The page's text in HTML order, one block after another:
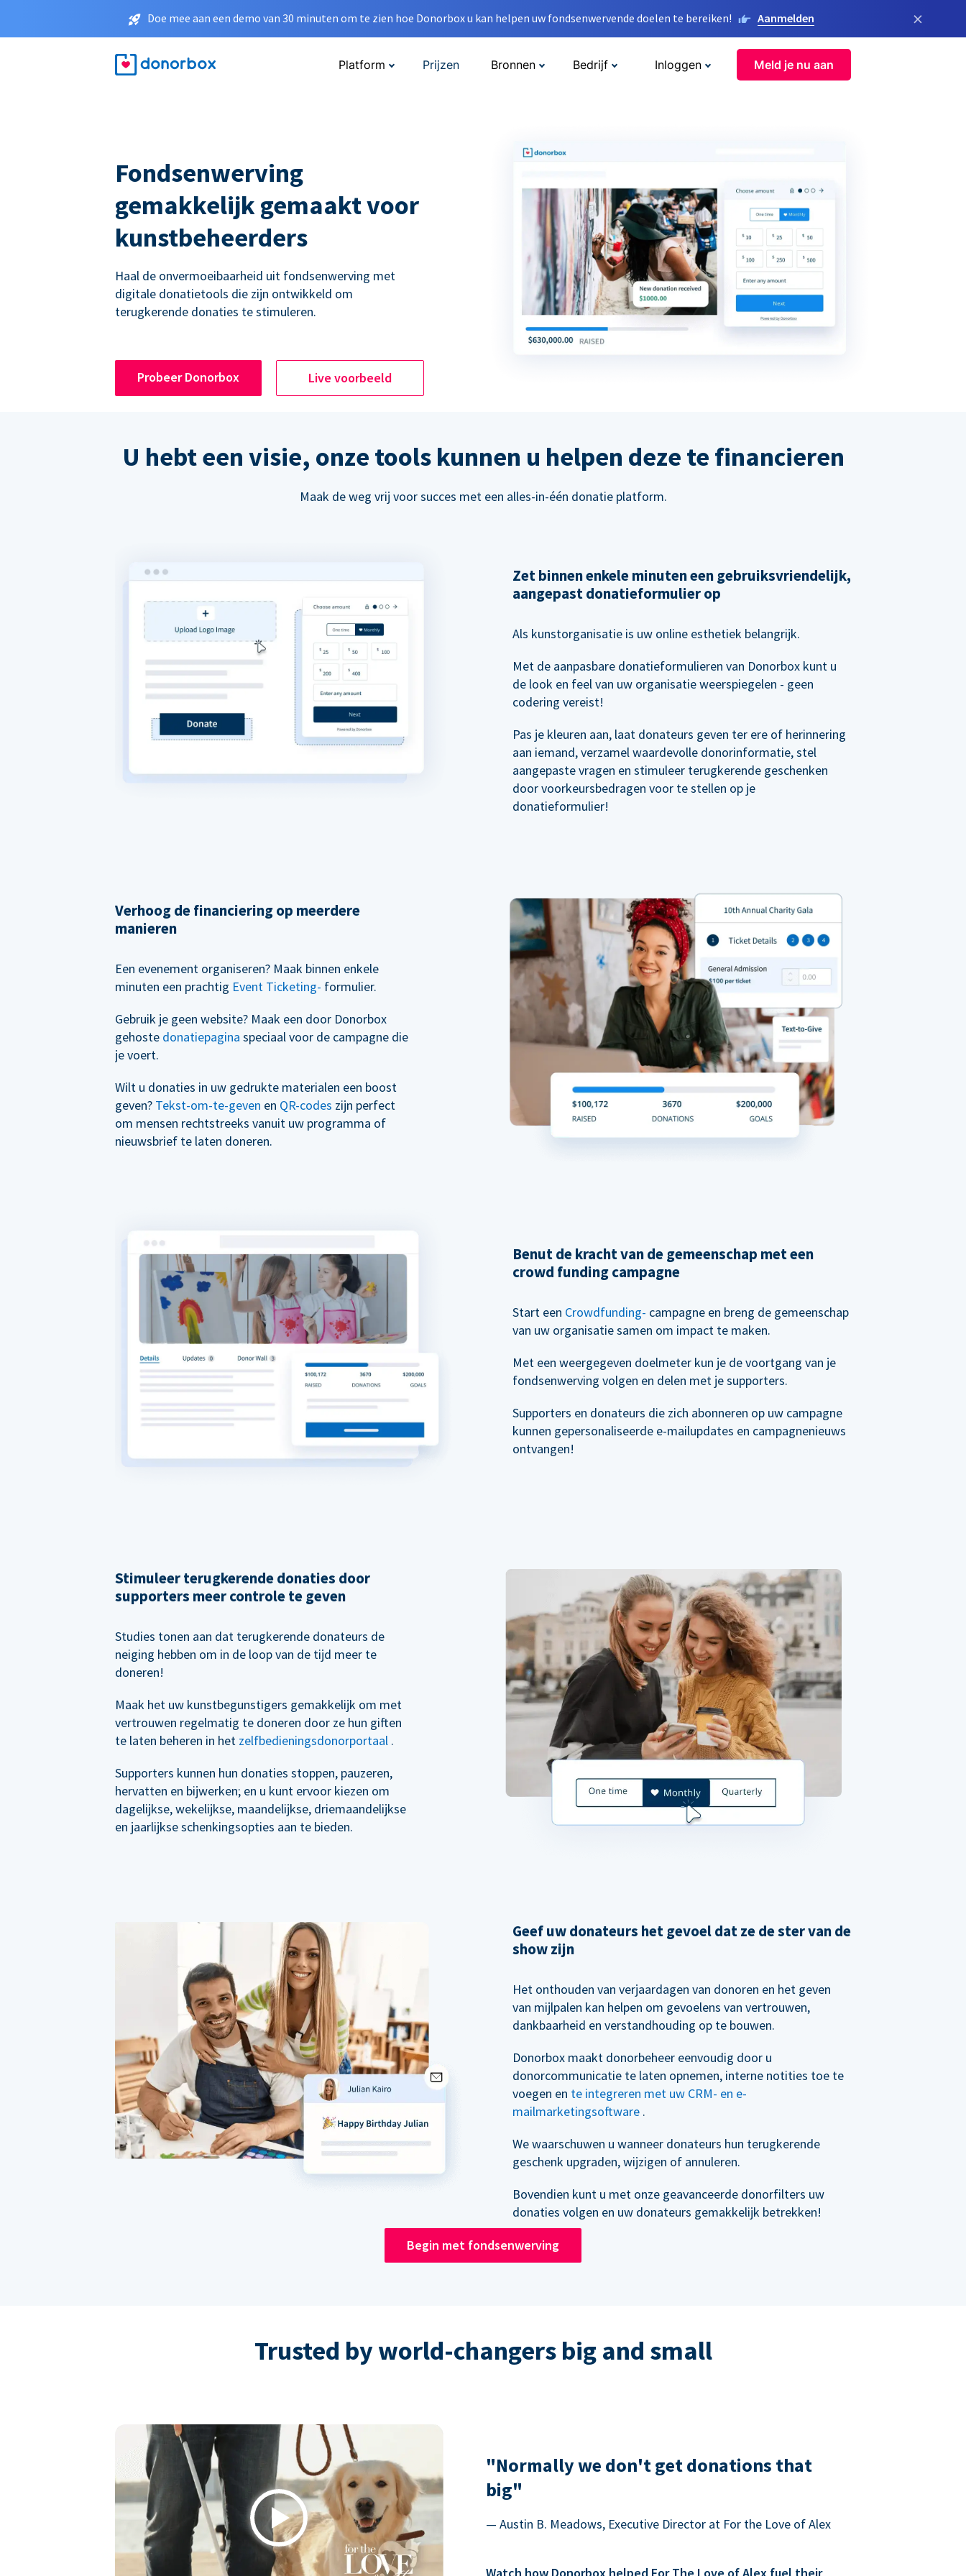
Doe mee aan een demo van 30 minuten om te zien hoe Donorbox u kan helpen uw fondsenwervende doelen te bereiken! Aanmelden ×
Platform Prijzen Bronnen Bedrijf Inloggen Meld je nu aan
Fondsenwerving
gemakkelijk gemaakt voor
kunstbeheerders
Haal de onvermoeibaarheid uit fondsenwerving met
digitale donatietools die zijn ontwikkeld om
terugkerende donaties te stimuleren.
Probeer Donorbox Live voorbeeld
U hebt een visie, onze tools kunnen u helpen deze te financieren
Maak de weg vrij voor succes met een alles-in-één donatie platform.
Zet binnen enkele minuten een gebruiksvriendelijk,
aangepast donatieformulier op
Als kunstorganisatie is uw online esthetiek belangrijk.
Met de aanpasbare donatieformulieren van Donorbox kunt u
de look en feel van uw organisatie weerspiegelen - geen
codering vereist!
Pas je kleuren aan, laat donateurs geven ter ere of herinnering
aan iemand, verzamel waardevolle donorinformatie, stel
aangepaste vragen en stimuleer terugkerende geschenken
door voorkeursbedragen voor te stellen op je
donatieformulier!
Verhoog de financiering op meerdere
manieren
Een evenement organiseren? Maak binnen enkele
minuten een prachtig Event Ticketing- formulier.
Gebruik je geen website? Maak een door Donorbox
gehoste donatiepagina speciaal voor de campagne die
je voert.
Wilt u donaties in uw gedrukte materialen een boost
geven? Tekst-om-te-geven en QR-codes zijn perfect
om mensen rechtstreeks vanuit uw programma of
nieuwsbrief te laten doneren.
Benut de kracht van de gemeenschap met een
crowd funding campagne
Start een Crowdfunding- campagne en breng de gemeenschap
van uw organisatie samen om impact te maken.
Met een weergegeven doelmeter kun je de voortgang van je
fondsenwerving volgen en delen met je supporters.
Supporters en donateurs die zich abonneren op uw campagne
kunnen gepersonaliseerde e-mailupdates en campagnenieuws
ontvangen!
Stimuleer terugkerende donaties door
supporters meer controle te geven
Studies tonen aan dat terugkerende donateurs de
neiging hebben om in de loop van de tijd meer te
doneren!
Maak het uw kunstbegunstigers gemakkelijk om met
vertrouwen regelmatig te doneren door ze hun giften
te laten beheren in het zelfbedieningsdonorportaal .
Supporters kunnen hun donaties stoppen, pauzeren,
hervatten en bijwerken; en u kunt ervoor kiezen om
dagelijkse, wekelijkse, maandelijkse, driemaandelijkse
en jaarlijkse schenkingsopties aan te bieden.
Geef uw donateurs het gevoel dat ze de ster van de
show zijn
Het onthouden van verjaardagen van donoren en het geven
van mijlpalen kan helpen om gevoelens van vertrouwen,
dankbaarheid en verstandhouding op te bouwen.
Donorbox maakt donorbeheer eenvoudig door u
donorcommunicatie te laten opnemen, interne notities toe te
voegen en te integreren met uw CRM- en e-
mailmarketingsoftware.
We waarschuwen u wanneer donateurs hun terugkerende
geschenk upgraden, wijzigen of annuleren.
Bovendien kunt u met onze geavanceerde donorfilters uw
donaties volgen en uw donateurs gemakkelijk betrekken!
Begin met fondsenwerving
Trusted by world-changers big and small
Play
"Normally we don't get donations that
big"
— Austin B. Meadows, Executive Director at For the Love of Alex
Watch how Donorbox helped For The Love of Alex fuel their